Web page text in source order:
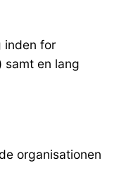
inden for
samt en lang
organisationen